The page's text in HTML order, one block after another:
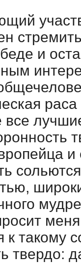
и
раса
все
и
такому
твердо: